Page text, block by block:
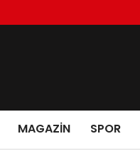
MAGAZIN SPOR